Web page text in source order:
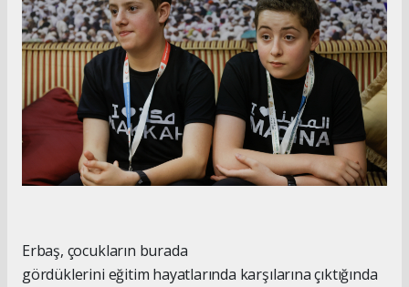
Erbaş, çocukların burada
gördüklerini eğitim hayatlarında karşılarına çıktığında